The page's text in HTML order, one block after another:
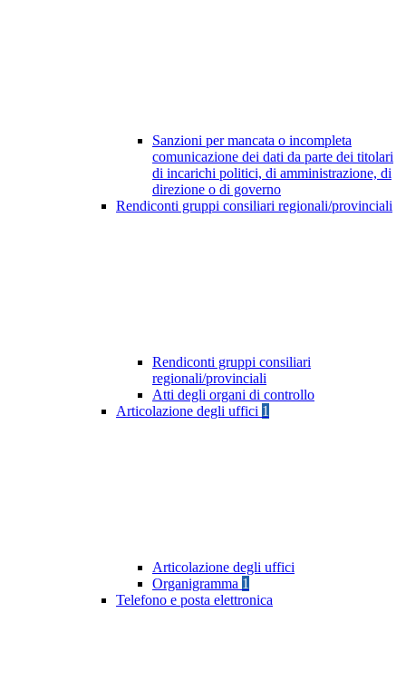
Sanzioni per mancata o incompleta
comunicazione dei dati da parte dei titolari
di incarichi politici, di amministrazione, di
direzione o di governo
Rendiconti gruppi consiliari regionali/provinciali
Rendiconti gruppi consiliari
regionali/provinciali
Atti degli organi di controllo
Articolazione degli uffici 1
Articolazione degli uffici
Organigramma 1
Telefono e posta elettronica